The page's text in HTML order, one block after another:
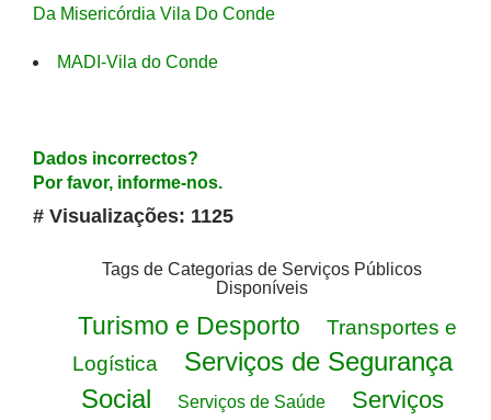
Da Misericórdia Vila Do Conde
MADI-Vila do Conde
Dados incorrectos?
Por favor, informe-nos.
# Visualizações: 1125
Tags de Categorias de Serviços Públicos
Disponíveis
Turismo e Desporto
Transportes e
Logística
Serviços de Segurança
Social
Serviços de Saúde
Serviços